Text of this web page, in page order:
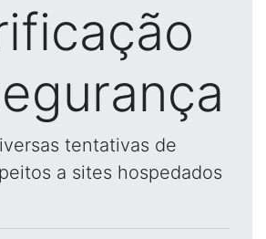
tentativas de
a sites hospedados